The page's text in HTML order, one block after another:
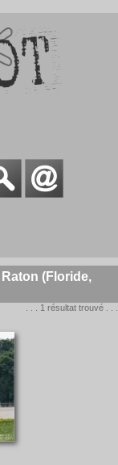
(Floride,
. . . 1 résultat trouvé . . .